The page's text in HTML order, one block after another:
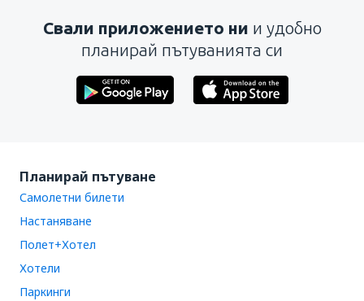
Свали приложението ни и удобно
планирай пътуванията си
Планирай пътуване
Самолетни билети
Настаняване
Полет+Хотел
Хотели
Паркинги